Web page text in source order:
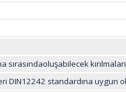
mL
sırasındaoluşabilecek
DIN12242 standardına uygun